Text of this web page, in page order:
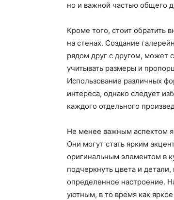
но и важной частью общего
Кроме того, стоит обратить
на стенах. Создание
рядом друг с другом, может
учитывать размеры и
Использование различных
интереса, однако следует
каждого отдельного
Не менее важным аспектом
Они могут стать ярким
оригинальным элементом в
подчеркнуть цвета и
определенное настроение.
уютным, в то время как